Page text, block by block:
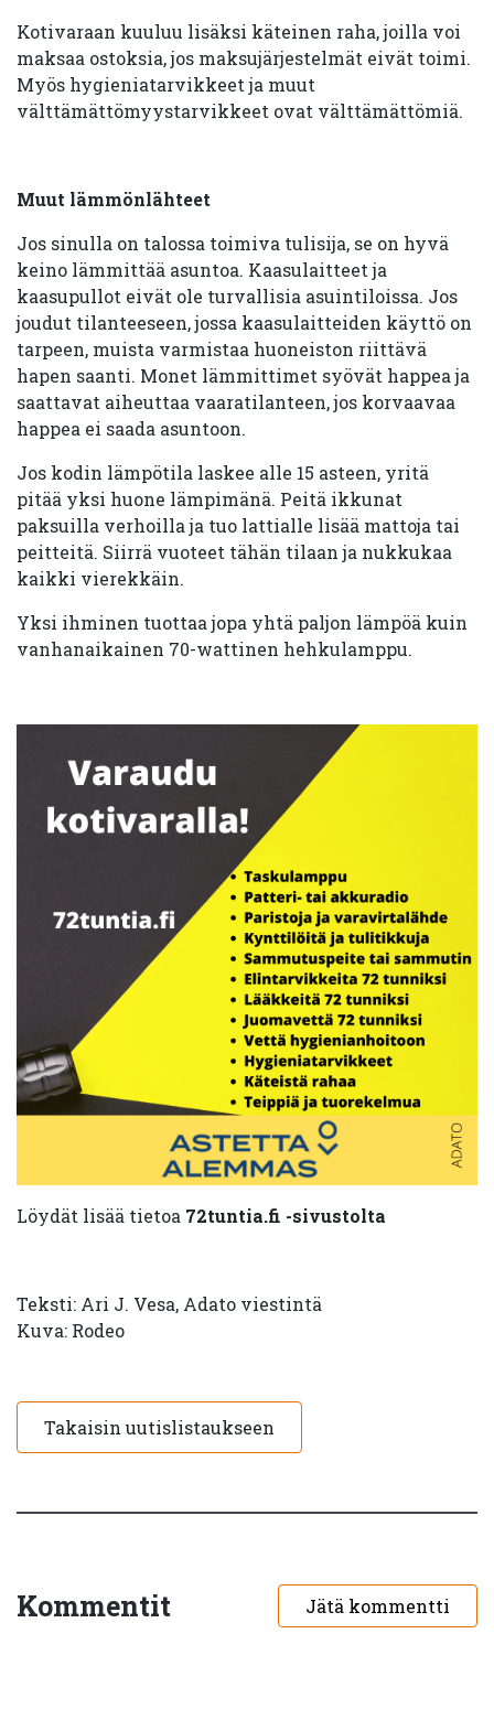
Kotivaraan kuuluu lisäksi käteinen raha, joilla voi
maksaa ostoksia, jos maksujärjestelmät eivät toimi.
Myös hygieniatarvikkeet ja muut
välttämättömyystarvikkeet ovat välttämättömiä.
Muut lämmönlähteet
Jos sinulla on talossa toimiva tulisija, se on hyvä
keino lämmittää asuntoa. Kaasulaitteet ja
kaasupullot eivät ole turvallisia asuintiloissa. Jos
joudut tilanteeseen, jossa kaasulaitteiden käyttö on
tarpeen, muista varmistaa huoneiston riittävä
hapen saanti. Monet lämmittimet syövät happea ja
saattavat aiheuttaa vaaratilanteen, jos korvaavaa
happea ei saada asuntoon.
Jos kodin lämpötila laskee alle 15 asteen, yritä
pitää yksi huone lämpimänä. Peitä ikkunat
paksuilla verhoilla ja tuo lattialle lisää mattoja tai
peitteitä. Siirrä vuoteet tähän tilaan ja nukkukaa
kaikki vierekkäin.
Yksi ihminen tuottaa jopa yhtä paljon lämpöä kuin
vanhanaikainen 70-wattinen hehkulamppu.
Löydät lisää tietoa 72tuntia.fi -sivustolta
Teksti: Ari J. Vesa, Adato viestintä
Kuva: Rodeo
Takaisin uutislistaukseen
Kommentit Jätä kommentti